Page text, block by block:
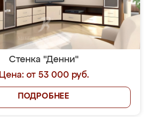
Стенка "Денни"
Цена: от 53 000 руб.
ПОДРОБНЕЕ